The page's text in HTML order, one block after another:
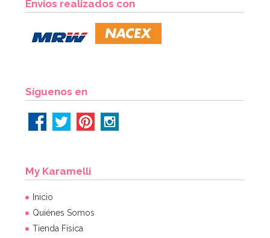
Envíos realizados con
Síguenos en
My Karamelli
Inicio
Quiénes Somos
Tienda Física